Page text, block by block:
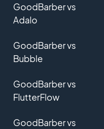
GoodBarber vs
Adalo
GoodBarber vs
Bubble
GoodBarber vs
FlutterFlow
GoodBarber vs